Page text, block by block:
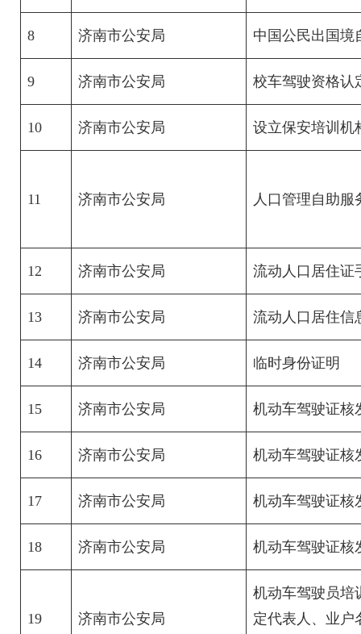
8 济南市公安局 中国公民出国境
9 济南市公安局 校车驾驶资格认
10 济南市公安局 设立保安培训机
11 济南市公安局 人口管理自助服
12 济南市公安局 流动人口居住证
13 济南市公安局 流动人口居住信
14 济南市公安局 临时身份证明
15 济南市公安局 机动车驾驶证核
16 济南市公安局 机动车驾驶证核
17 济南市公安局 机动车驾驶证核
18 济南市公安局 机动车驾驶证核
19 济南市公安局
机动车驾驶员培
定代表人、业户